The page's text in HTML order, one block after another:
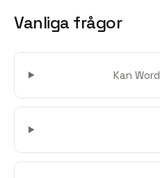
Vanliga frågor
Kan